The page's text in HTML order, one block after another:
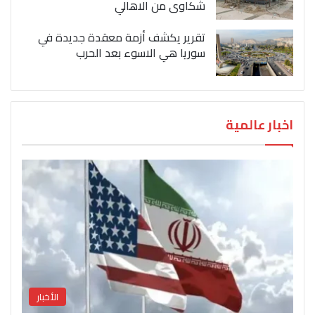
شكاوى من الاهالي
تقرير يكشف أزمة معقدة جديدة في
سوريا هي الاسوء بعد الحرب
اخبار عالمية
الأخبار